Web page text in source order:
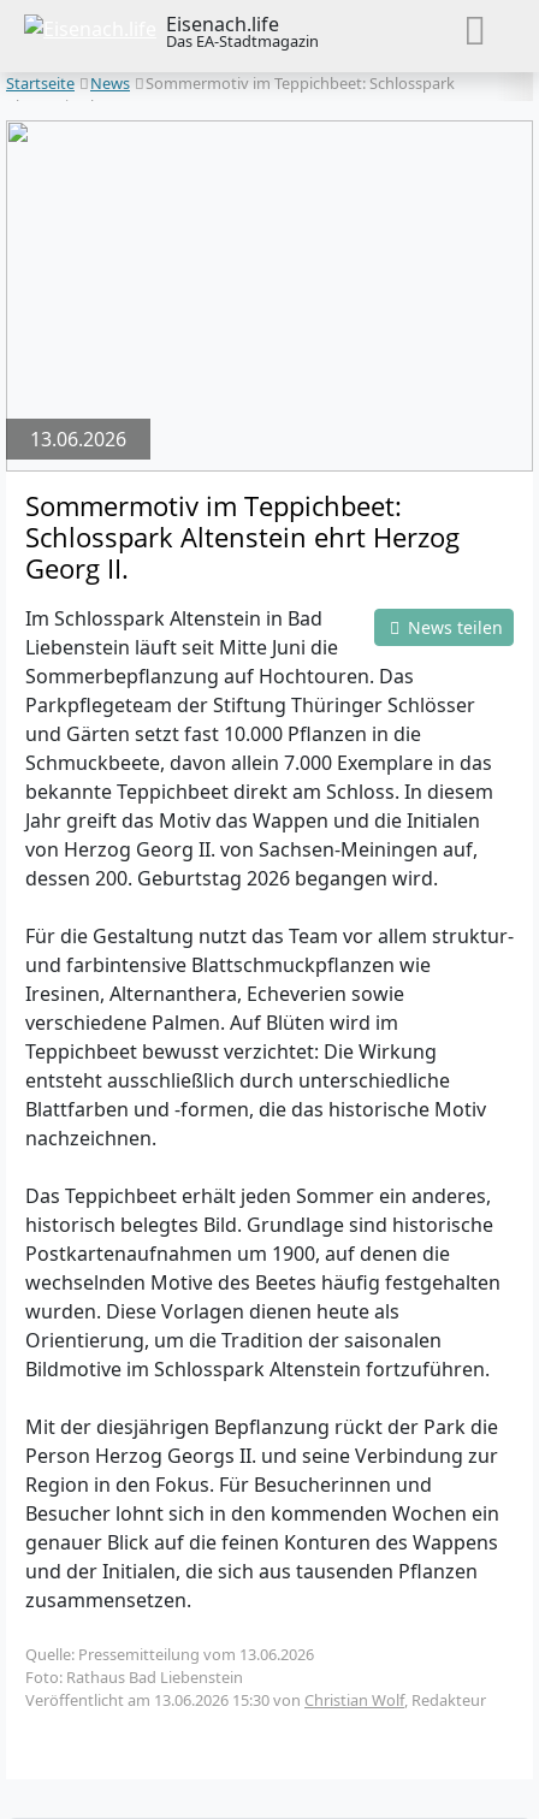
Eisenach.life
Das EA-Stadtmagazin
Startseite
News
Sommermotiv im Teppichbeet: Schlosspark
Altenstein ehrt Herzog Georg II.
13.06.2026
Sommermotiv im Teppichbeet:
Schlosspark Altenstein ehrt Herzog
Georg II.
News teilen
Im Schlosspark Altenstein in Bad
Liebenstein läuft seit Mitte Juni die
Sommerbepflanzung auf Hochtouren. Das
Parkpflegeteam der Stiftung Thüringer Schlösser
und Gärten setzt fast 10.000 Pflanzen in die
Schmuckbeete, davon allein 7.000 Exemplare in das
bekannte Teppichbeet direkt am Schloss. In diesem
Jahr greift das Motiv das Wappen und die Initialen
von Herzog Georg II. von Sachsen-Meiningen auf,
dessen 200. Geburtstag 2026 begangen wird.
Für die Gestaltung nutzt das Team vor allem struktur-
und farbintensive Blattschmuckpflanzen wie
Iresinen, Alternanthera, Echeverien sowie
verschiedene Palmen. Auf Blüten wird im
Teppichbeet bewusst verzichtet: Die Wirkung
entsteht ausschließlich durch unterschiedliche
Blattfarben und -formen, die das historische Motiv
nachzeichnen.
Das Teppichbeet erhält jeden Sommer ein anderes,
historisch belegtes Bild. Grundlage sind historische
Postkartenaufnahmen um 1900, auf denen die
wechselnden Motive des Beetes häufig festgehalten
wurden. Diese Vorlagen dienen heute als
Orientierung, um die Tradition der saisonalen
Bildmotive im Schlosspark Altenstein fortzuführen.
Mit der diesjährigen Bepflanzung rückt der Park die
Person Herzog Georgs II. und seine Verbindung zur
Region in den Fokus. Für Besucherinnen und
Besucher lohnt sich in den kommenden Wochen ein
genauer Blick auf die feinen Konturen des Wappens
und der Initialen, die sich aus tausenden Pflanzen
zusammensetzen.
Quelle: Pressemitteilung vom 13.06.2026
Foto: Rathaus Bad Liebenstein
Veröffentlicht am 13.06.2026 15:30von Christian Wolf, Redakteur